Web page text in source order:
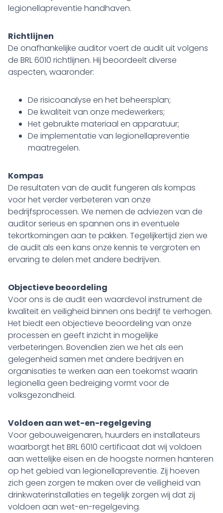
legionellapreventie handhaven.
Richtlijnen
De onafhankelijke auditor voert de audit uit volgens
de BRL 6010 richtlijnen. Hij beoordeelt diverse
aspecten, waaronder:
De risicoanalyse en het beheersplan;
De kwaliteit van onze medewerkers;
Het gebruikte materiaal en apparatuur;
De implementatie van legionellapreventie
maatregelen.
Kompas
De resultaten van de audit fungeren als kompas
voor het verder verbeteren van onze
bedrijfsprocessen. We nemen de adviezen van de
auditor serieus en spannen ons in eventuele
tekortkomingen aan te pakken. Tegelijkertijd zien we
de audit als een kans onze kennis te vergroten en
ervaring te delen met andere bedrijven.
Objectieve beoordeling
Voor ons is de audit een waardevol instrument de
kwaliteit en veiligheid binnen ons bedrijf te verhogen.
Het biedt een objectieve beoordeling van onze
processen en geeft inzicht in mogelijke
verbeteringen. Bovendien zien we het als een
gelegenheid samen met andere bedrijven en
organisaties te werken aan een toekomst waarin
legionella geen bedreiging vormt voor de
volksgezondheid.
Voldoen aan wet-en-regelgeving
Voor gebouweigenaren, huurders en installateurs
waarborgt het BRL 6010 certificaat dat wij voldoen
aan wettelijke eisen en de hoogste normen hanteren
op het gebied van legionellapreventie. Zij hoeven
zich geen zorgen te maken over de veiligheid van
drinkwaterinstallaties en tegelijk zorgen wij dat zij
voldoen aan wet-en-regelgeving.